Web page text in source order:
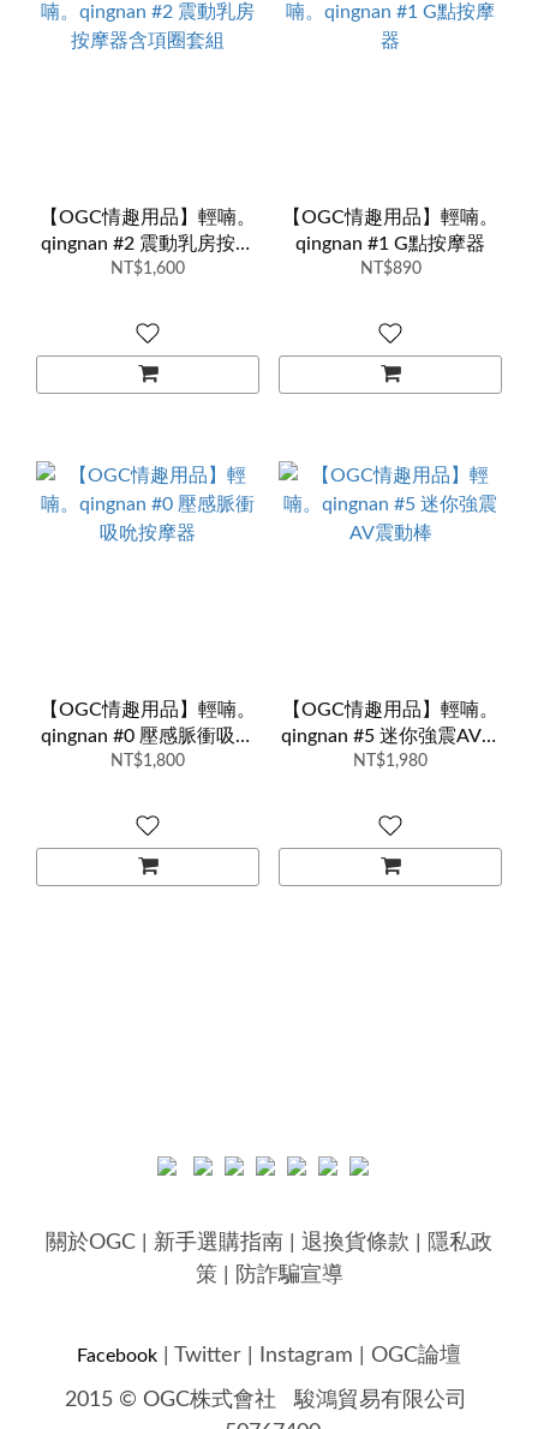
【OGC情趣用品】輕喃。
qingnan #2 震動乳房按摩
器含項圈套組
NT$1,600
【OGC情趣用品】輕喃。
qingnan #1 G點按摩器
NT$890
【OGC情趣用品】輕喃。
qingnan #0 壓感脈衝吸吮
按摩器
NT$1,800
【OGC情趣用品】輕喃。
qingnan #5 迷你強震AV震
動棒
NT$1,980
關於OGC 新手選購指南 退換貨條款
隱私政
策
防詐騙宣導
Facebook Twitter Instagram OGC論壇
2015 © OGC株式會社駿鴻貿易有限公司